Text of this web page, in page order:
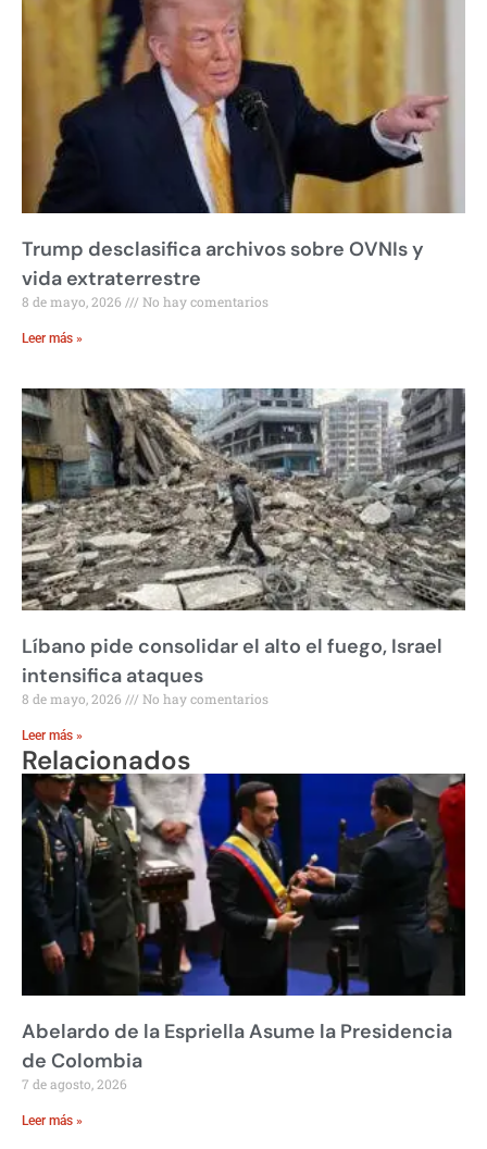
Trump desclasifica archivos sobre OVNIs y
vida extraterrestre
8 de mayo, 2026 No hay comentarios
Leer más »
Líbano pide consolidar el alto el fuego, Israel
intensifica ataques
8 de mayo, 2026 No hay comentarios
Leer más »
Relacionados
Abelardo de la Espriella Asume la Presidencia
de Colombia
7 de agosto, 2026
Leer más »